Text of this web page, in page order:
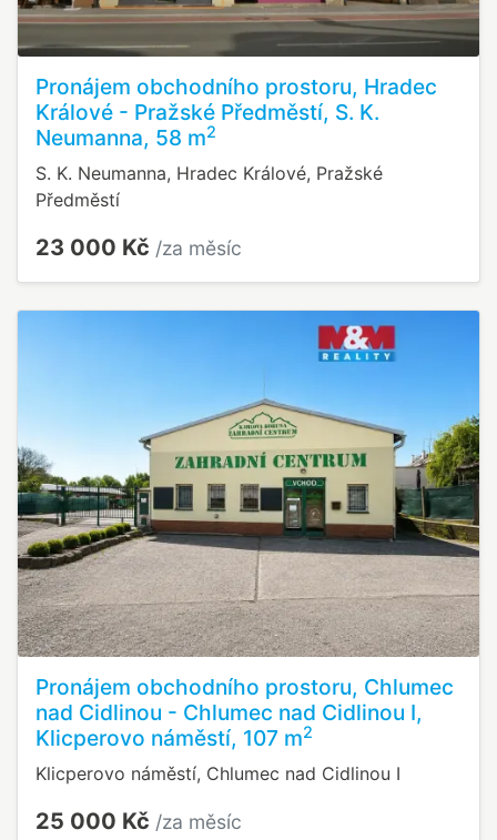
Pronájem obchodního prostoru, Hradec
Králové - Pražské Předměstí, S. K.
Neumanna, 58 m2
S. K. Neumanna, Hradec Králové, Pražské
Předměstí
23 000 Kč /za měsíc
Pronájem obchodního prostoru, Chlumec
nad Cidlinou - Chlumec nad Cidlinou I,
Klicperovo náměstí, 107 m2
Klicperovo náměstí, Chlumec nad Cidlinou I
25 000 Kč /za měsíc